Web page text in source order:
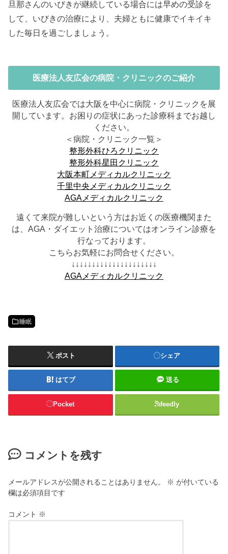
旦那さんのいびきが継続している場合には早めの受診を
して、いびきの治療により、夫婦ともに健康でイキイキ
した毎日を過ごしましょう。
医療法人友広会の病院・クリニックのご紹介
医療法人友広会では大阪を中心に病院・クリニックを展
開しています。お困りの症状にあった診療科までお越し
ください。
＜病院・クリニック一覧＞
整形外科ひろクリニック
整形外科星田クリニック
大阪本町メディカルクリニック
千里中央メディカルクリニック
AGAメディカルクリニック
遠くて来院が難しいという方はお近くの医療機関また
は、AGA・ダイエット治療についてはオンライン診療を
行なっております。
こちらお気軽にお問合せください。
↓↓↓↓↓↓↓↓↓↓↓↓↓↓↓↓↓↓↓↓↓
AGAメディカルクリニック
睡眠
ポスト シェア
はてブ 送る
Pocket feedly
コメントを残す
メールアドレスが公開されることはありません。 ※ が付いている
欄は必須項目です
コメント ※